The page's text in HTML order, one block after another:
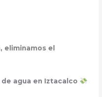
eliminamos el
agua en Iztacalco